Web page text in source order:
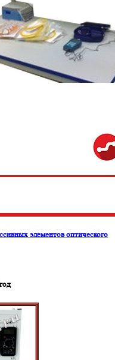
элементов оптического